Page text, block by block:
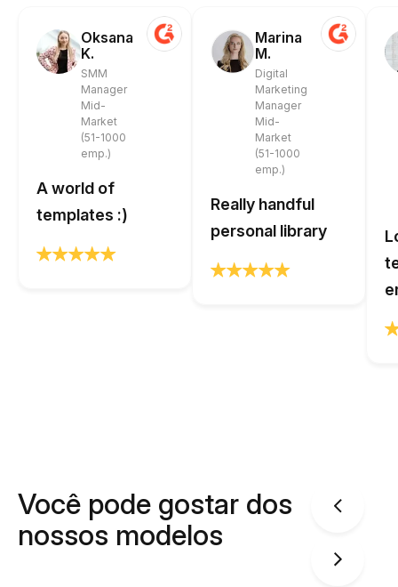
Oksana
K.
SMM
Manager
Mid-
Market
(51-1000
emp.)
A world of
templates :)
Marina
M.
Digital
Marketing
Manager
Mid-
Market
(51-1000
emp.)
Really handful
personal library
Você pode gostar dos
nossos modelos